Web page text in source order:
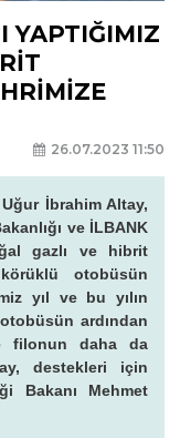
YAPTIĞIMIZ
26.07.2023 11:50
İbrahim Altay,
ve İLBANK
gazlı ve hibrit
otobüsün
yıl ve bu yılın
ardından
filonun daha da
destekleri için
Bakanı Mehmet